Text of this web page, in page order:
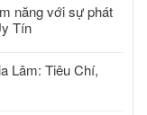
năng với sự phát
Tín
Lâm: Tiêu Chí,